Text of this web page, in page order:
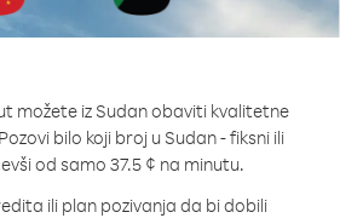
možete iz Sudan obaviti kvalitetne
Pozovi bilo koji broj u Sudan - fiksni ili
od samo 37.5 ¢ na minutu.
ili plan pozivanja da bi dobili